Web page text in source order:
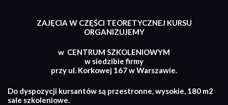
ZAJĘCIA W CZĘŚCI TEORETYCZNEJ KURSU
ORGANIZUJEMY
w CENTRUM SZKOLENIOWYM
w siedzibie firmy
przy ul. Korkowej 167 w Warszawie.
Do dyspozycji kursantów są przestronne, wysokie, 180 m2
sale szkoleniowe.